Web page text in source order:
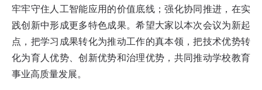
牢牢守住人工智能应用的价值底线；强化协同推进，在实
践创新中形成更多特色成果。希望大家以本次会议为新起
点，把学习成果转化为推动工作的真本领，把技术优势转
化为育人优势、创新优势和治理优势，共同推动学校教育
事业高质量发展。